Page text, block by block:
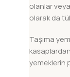
olanlar
olarak da
Taşıma
yemeklerin